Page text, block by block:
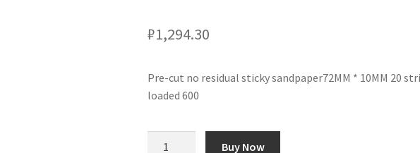
₽1,294.30
Pre-cut no residual sticky sandpaper72MM * 10MM 20
loaded 600
Buy Now